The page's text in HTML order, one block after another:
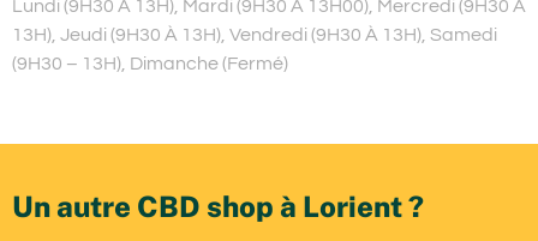
Lundi (9H30 À 13H), Mardi (9H30 À 13H00), Mercredi (9H30 À
13H), Jeudi (9H30 À 13H), Vendredi (9H30 À 13H), Samedi
(9H30 – 13H), Dimanche (Fermé)
Un autre CBD shop à Lorient ?